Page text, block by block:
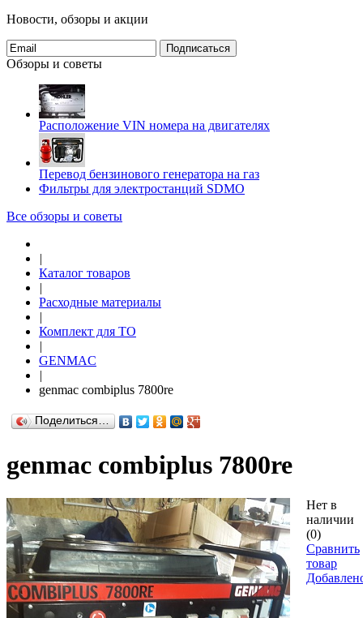
Новости, обзоры и акции
Подписаться
Обзоры и советы
Расположение VIN номера на двигателях
Перевод бензинового генератора на газ
Фильтры для электростанций SDMO
Все обзоры и советы
|
Каталог товаров
|
Расходные материалы
|
Комплект для ТО
|
GENMAC
|
genmac combiplus 7800re
Поделиться…
genmac combiplus 7800re
Нет в
наличии
(0)
Сравнить
товар